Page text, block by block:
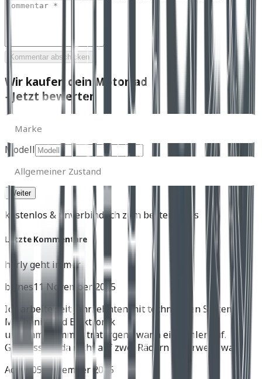
Kommentar abschicken
Wir kaufen dein Motorrad
- Jetzt bewerten
Marke
Marke
Modell
Zustand
Allgemeiner Zustand
kostenlos & unverbindlich zum besten Preis
Letzte Kommentare
harly geht immer
birnes11 November 2025
Ich arbeite seit Jahrzehnten mit technischen Systemen,
Mechanik und Elektronik
und immer, immer trat irgend wann ein Fehler auf.
Gut dass ich da nicht auf zwei Rädern unterwegs war.
Achim05 November 2025